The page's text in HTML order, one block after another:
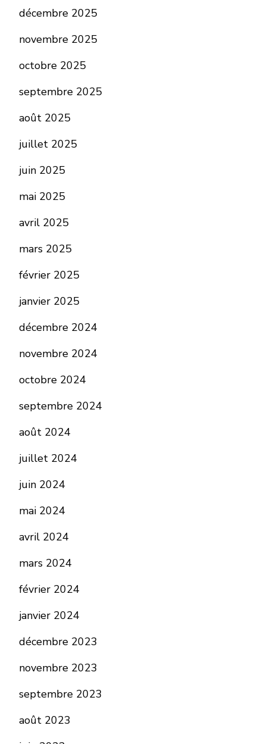
décembre 2025
novembre 2025
octobre 2025
septembre 2025
août 2025
juillet 2025
juin 2025
mai 2025
avril 2025
mars 2025
février 2025
janvier 2025
décembre 2024
novembre 2024
octobre 2024
septembre 2024
août 2024
juillet 2024
juin 2024
mai 2024
avril 2024
mars 2024
février 2024
janvier 2024
décembre 2023
novembre 2023
septembre 2023
août 2023